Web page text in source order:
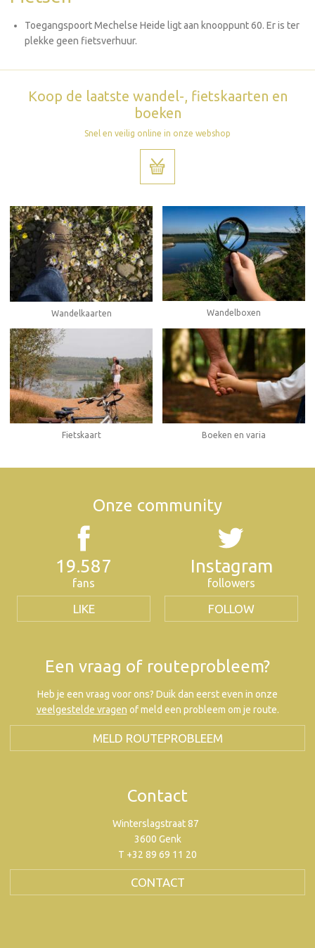
Toegangspoort Mechelse Heide ligt aan knooppunt 60. Er is ter
plekke geen fietsverhuur.
Koop de laatste wandel-, fietskaarten en
boeken
Snel en veilig online in onze webshop
Wandelkaarten Wandelboxen
Fietskaart Boeken en varia
Onze community
19.587
fans
LIKE
Instagram
followers
FOLLOW
Een vraag of routeprobleem?
Heb je een vraag voor ons? Duik dan eerst even in onze
veelgestelde vragen of meld een probleem om je route.
MELD ROUTEPROBLEEM
Contact
Winterslagstraat 87
3600 Genk
T +32 89 69 11 20
CONTACT